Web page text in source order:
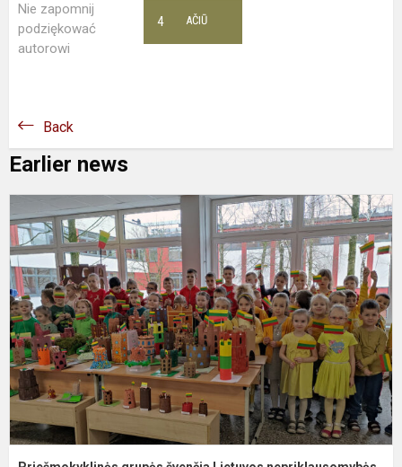
Nie zapomnij
podziękować
autorowi
AČIŪ
4
Back
Earlier news